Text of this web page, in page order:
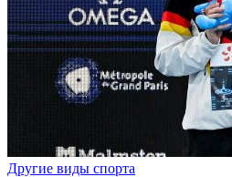
Другие виды спорта